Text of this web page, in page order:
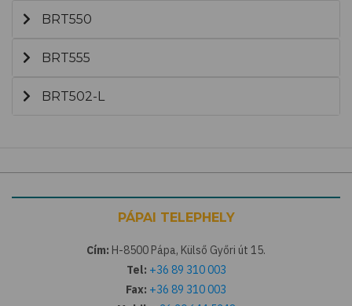
BRT550
BRT555
BRT502-L
PÁPAI TELEPHELY
Cím: H-8500 Pápa, Külső Győri út 15.
Tel: +36 89 310 003
Fax: +36 89 310 003